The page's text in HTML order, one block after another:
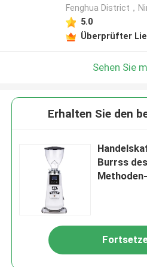
Fenghua District，
5.0
Überprüfter
Sehen Sie
Erhalten Sie den
Burrss